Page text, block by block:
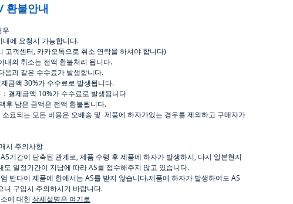
환불안내
우
내에 요청시 가능합니다.
고객센터 카카오톡으로 취소 연락을 하셔야 합니다)
내의 취소는 전액 환불처리 됩니다.
음과 같은 수수료가 발생합니다.
제금액 30%가 수수료로 발생됩니다.
： 결제금액 10%가 수수료로 발생됩니다
후 남은 금액은 전액 환불됩니다.
소요되는 모든 비용은 오배송 및 제품에 하자가있는 경우를 제외하고 구매자가
시 주의사항
기간이 단축된 관계로, 제품 수령 후 제품에 하자가 발생하시, 다시 일본현지
도 일정기간이 지남에 따라 AS를 접수해주지 않고 있습니다.
반다이 제품에 한에서는 AS를 받지 않습니다.제품에 하자가 발생하여도 AS
니 구입시 주의하시기 바랍니다.
에 대한상세설명은 여기로